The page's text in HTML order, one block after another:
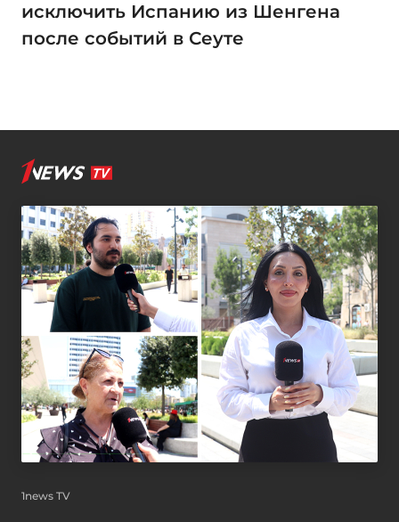
исключить Испанию из Шенгена
после событий в Сеуте
1news TV